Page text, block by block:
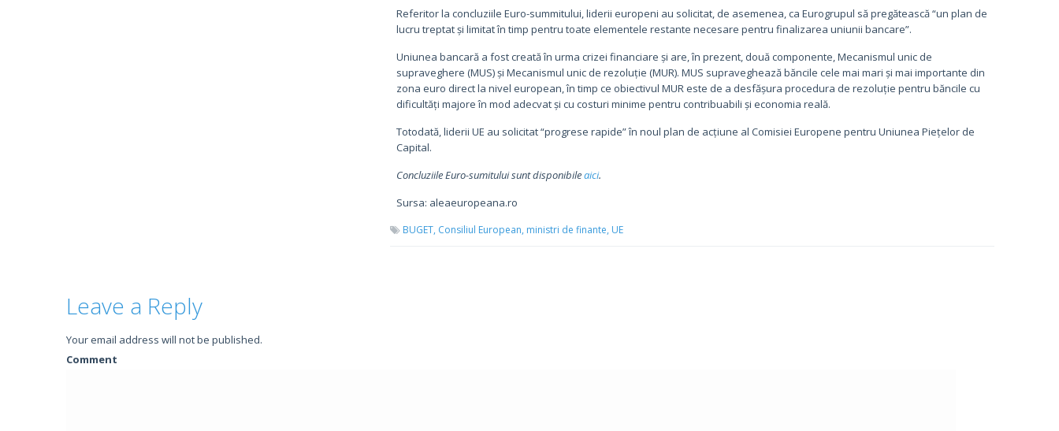
Referitor la concluziile Euro-summitului, liderii europeni au solicitat, de asemenea, ca Eurogrupul să pregătească “un plan de
lucru treptat și limitat în timp pentru toate elementele restante necesare pentru finalizarea uniunii bancare”.
Uniunea bancară a fost creată în urma crizei financiare și are, în prezent, două componente, Mecanismul unic de
supraveghere (MUS) și Mecanismul unic de rezoluție (MUR). MUS supraveghează băncile cele mai mari și mai importante din
zona euro direct la nivel european, în timp ce obiectivul MUR este de a desfășura procedura de rezoluție pentru băncile cu
dificultăți majore în mod adecvat și cu costuri minime pentru contribuabili și economia reală.
Totodată, liderii UE au solicitat “progrese rapide” în noul plan de acțiune al Comisiei Europene pentru Uniunea Piețelor de
Capital.
Concluziile Euro-sumitului sunt disponibileaici.
Sursa: aleaeuropeana.ro
BUGET, Consiliul European, ministri de finante, UE
Leave a Reply
Your email address will not be published.
Comment